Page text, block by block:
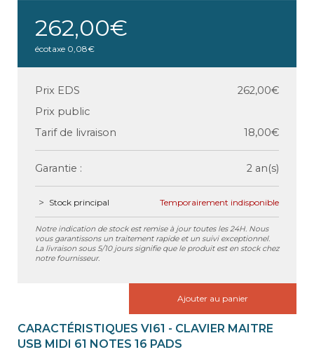
262,00€
écotaxe 0,08€
Prix EDS
262,00€
Prix public
Tarif de livraison
18,00€
Garantie : 2 an(s)
Stock principal Temporairement indisponible
Notre indication de stock est remise à jour toutes les 24H. Nous
vous garantissons un traitement rapide et un suivi exceptionnel.
La livraison sous 5/10 jours signifie que le produit est en stock chez
notre fournisseur.
Ajouter au panier
CARACTÉRISTIQUES VI61 - CLAVIER MAITRE
USB MIDI 61 NOTES 16 PADS